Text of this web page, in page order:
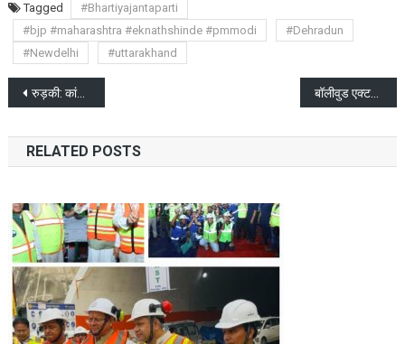
Tagged
#Bhartiyajantaparti
#bjp #maharashtra #eknathshinde #pmmodi
#Dehradun
#Newdelhi
#uttarakhand
Post
navigation
रुड़की: कांग्रेस की अवस्थाओं की रैली में पीएम मोदी पर गर्जी प्रियंका गांधी बॉलीवुड एक्टर सलमान खान के गैलेक्सी अपार्टमेंट के बाहर फाइरिंग
RELATED POSTS